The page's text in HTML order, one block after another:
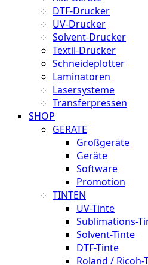
DTF-Drucker
UV-Drucker
Solvent-Drucker
Textil-Drucker
Schneideplotter
Laminatoren
Lasersysteme
Transferpressen
SHOP
GERÄTE
Großgeräte
Geräte
Software
Promotion
TINTEN
UV-Tinte
Sublimations-
Solvent-Tinte
DTF-Tinte
Roland / Ricoh-